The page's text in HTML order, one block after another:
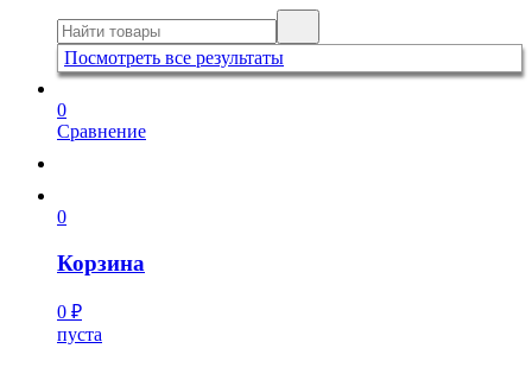
Посмотреть все результаты
0
Сравнение
0
Корзина
0 ₽
пуста